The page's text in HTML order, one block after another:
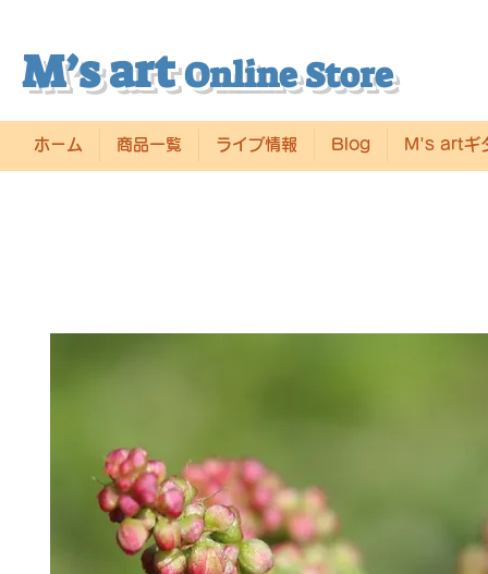
M’s artOnline Store
ホーム 商品一覧 ライブ情報 Blog M's artギ